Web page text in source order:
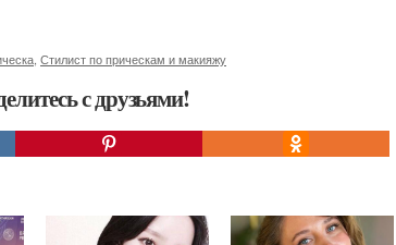
Стилист по прическам и макияжу
с друзьями!